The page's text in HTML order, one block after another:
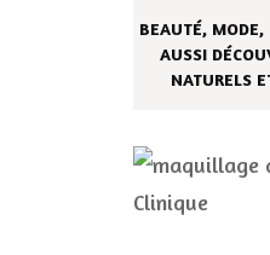
BEAUTÉ, MODE,
AUSSI
NATURELS